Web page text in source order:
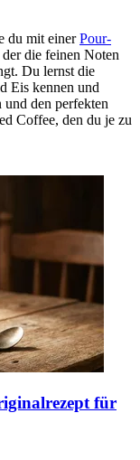
du mit einerPour-
die feinen Noten
Du lernst die
Eis kennen und
den perfekten
Coffee, den du je zu
für